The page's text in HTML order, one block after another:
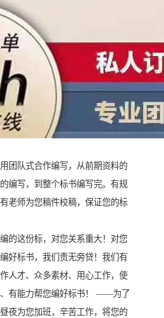
团队式合作编写，从前期资料的
编写，到整个标书编写完。有规
老师为您稿件校稿，保证您的标
的这份标，对您关系重大！对您
好标书，我们责无旁贷！我们有
人才、众多素材、用心工作，使
有能力帮您编好标书！ ——为了
夜为您加班，辛苦工作，将您的